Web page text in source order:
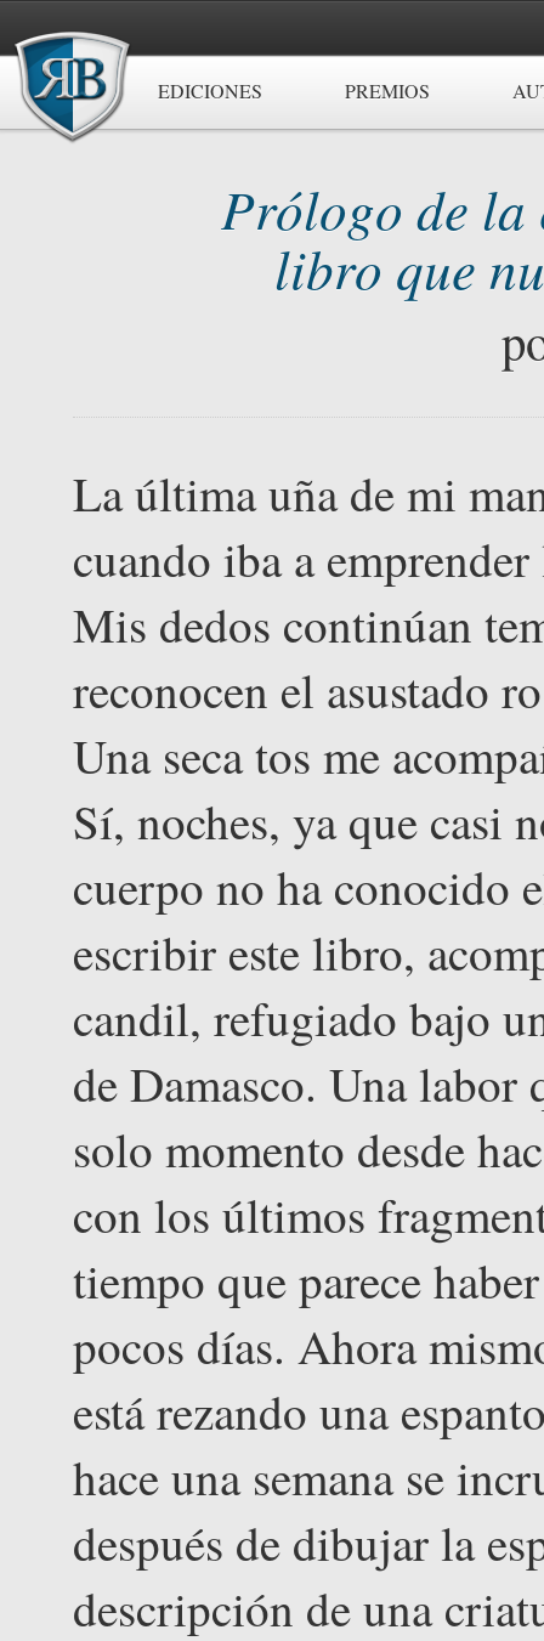
EDICIONES PREMIOS
Prólogo de
libro que
La última uña de mi
cuando iba a
Mis dedos continúan
reconocen el asustado
Una seca tos me
Sí, noches, ya que casi
cuerpo no ha conocido
escribir este libro,
candil, refugiado bajo
de Damasco. Una labor
solo momento desde
con los últimos
tiempo que parece
pocos días. Ahora
está rezando una
hace una semana se
después de dibujar la
descripción de una